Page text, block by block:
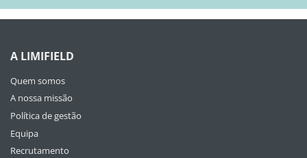
A LIMIFIELD
Quem somos
A nossa missão
Política de gestão
Equipa
Recrutamento